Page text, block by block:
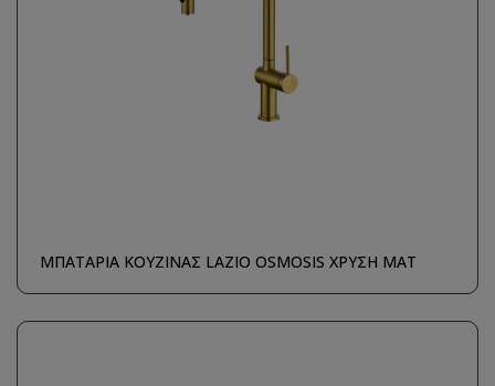
ΜΠΑΤΑΡΙΑ ΚΟΥΖΙΝΑΣ LAZIO OSMOSIS ΧΡΥΣΗ ΜΑΤ